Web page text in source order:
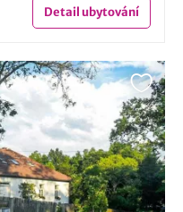
Detailubytování